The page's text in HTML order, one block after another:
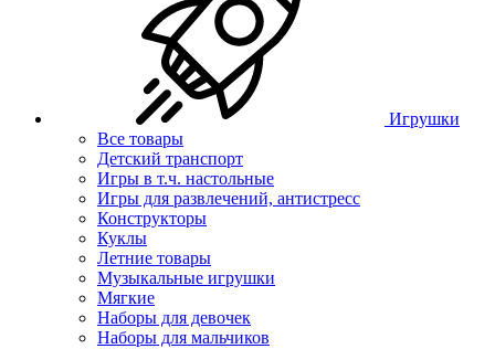
Игрушки
Все товары
Детский транспорт
Игры в т.ч. настольные
Игры для развлечений, антистресс
Конструкторы
Куклы
Летние товары
Музыкальные игрушки
Мягкие
Наборы для девочек
Наборы для мальчиков